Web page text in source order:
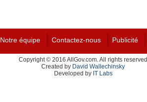
Notre équipe Contactez-nous Publicité
Copyright © 2016 AllGov.com. All rights reserved
Created by David Wallechinsky
Developed by IT Labs